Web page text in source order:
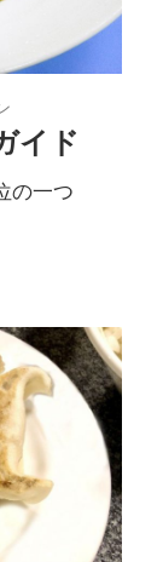
イド
の一つ